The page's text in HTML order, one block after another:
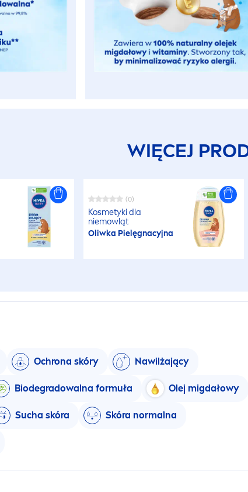
WIĘCEJ
(0)
Kosmetyki dla
niemowląt
Oliwka Pielęgnacyjna
Ochrona skóry Nawilżający
Biodegradowalna formuła Olej migdałowy
Sucha skóra Skóra normalna